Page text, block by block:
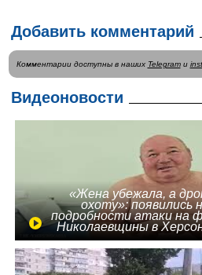
Добавить комментарий
Комментарии доступны в наших Telegramи
Видеоновости
«Жена убежала, а
охоту»: появились
подробности атаки на
Николаевщины в